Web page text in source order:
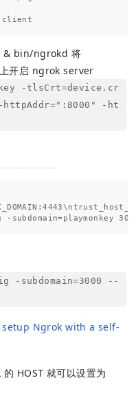
& bin/ngrokd 将
开启 ngrok server
-tlsCrt=device.cr
-httpAddr=":8000" -ht
-subdomain=3000 --
setup Ngrok with a self-
HOST 就可以设置为